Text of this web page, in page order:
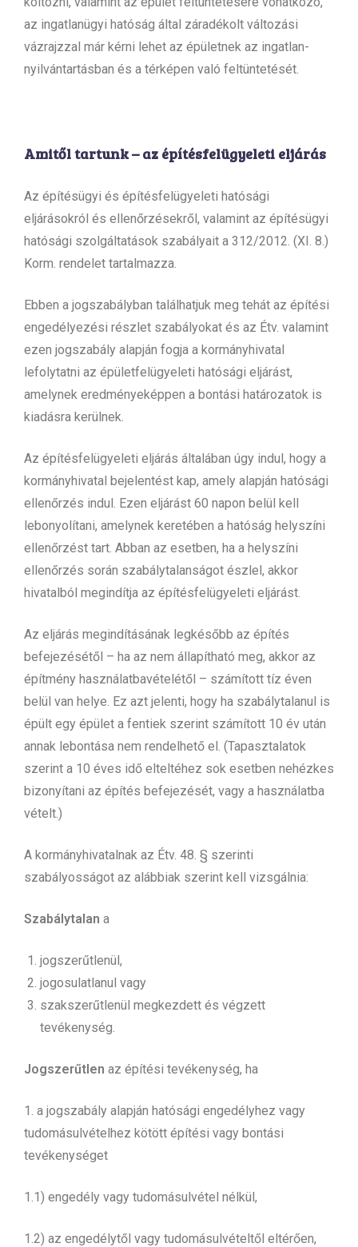
az ingatlanügyi hatóság által záradékolt változási
vázrajzzal már kérni lehet az épületnek az ingatlan-
nyilvántartásban és a térképen való feltüntetését.
Amitől tartunk – az építésfelügyeleti eljárás
Az építésügyi és építésfelügyeleti hatósági
eljárásokról és ellenőrzésekről, valamint az építésügyi
hatósági szolgáltatások szabályait a 312/2012. (XI. 8.)
Korm. rendelet tartalmazza.
Ebben a jogszabályban találhatjuk meg tehát az építési
engedélyezési részlet szabályokat és az Étv. valamint
ezen jogszabály alapján fogja a kormányhivatal
lefolytatni az épületfelügyeleti hatósági eljárást,
amelynek eredményeképpen a bontási határozatok is
kiadásra kerülnek.
Az építésfelügyeleti eljárás általában úgy indul, hogy a
kormányhivatal bejelentést kap, amely alapján hatósági
ellenőrzés indul. Ezen eljárást 60 napon belül kell
lebonyolítani, amelynek keretében a hatóság helyszíni
ellenőrzést tart. Abban az esetben, ha a helyszíni
ellenőrzés során szabálytalanságot észlel, akkor
hivatalból megindítja az építésfelügyeleti eljárást.
Az eljárás megindításának legkésőbb az építés
befejezésétől – ha az nem állapítható meg, akkor az
építmény használatbavételétől – számított tíz éven
belül van helye. Ez azt jelenti, hogy ha szabálytalanul is
épült egy épület a fentiek szerint számított 10 év után
annak lebontása nem rendelhető el. (Tapasztalatok
szerint a 10 éves idő elteltéhez sok esetben nehézkes
bizonyítani az építés befejezését, vagy a használatba
vételt.)
A kormányhivatalnak az Étv. 48. § szerinti
szabályosságot az alábbiak szerint kell vizsgálnia:
Szabálytalan a
jogszerűtlenül,
jogosulatlanul vagy
szakszerűtlenül megkezdett és végzett
tevékenység.
Jogszerűtlen az építési tevékenység, ha
1. a jogszabály alapján hatósági engedélyhez vagy
tudomásulvételhez kötött építési vagy bontási
tevékenységet
1.1) engedély vagy tudomásulvétel nélkül,
1.2) az engedélytől vagy tudomásulvételtől eltérően,